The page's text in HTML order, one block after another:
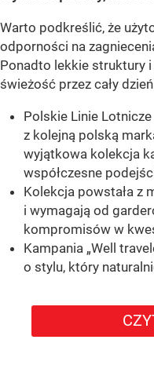
Warto podkreślić, że
odporności na
Ponadto lekkie struktury
świeżość przez cały
Polskie Linie
z kolejną polską
wyjątkowa kolekcja
współczesne
Kolekcja powstała z
i wymagają od
kompromisów w
Kampania „Well
o stylu, który